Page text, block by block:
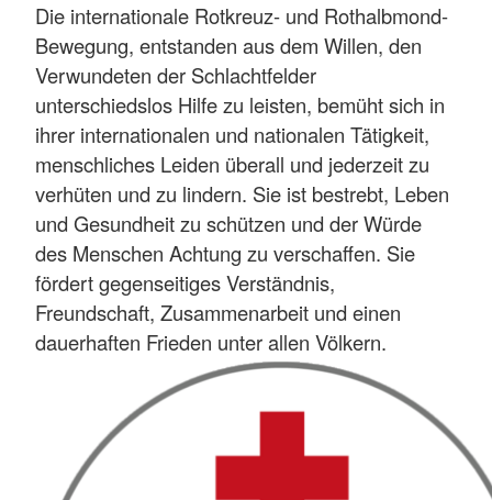
Die internationale Rotkreuz- und Rothalbmond-
Bewegung, entstanden aus dem Willen, den
Verwundeten der Schlachtfelder
unterschiedslos Hilfe zu leisten, bemüht sich in
ihrer internationalen und nationalen Tätigkeit,
menschliches Leiden überall und jederzeit zu
verhüten und zu lindern. Sie ist bestrebt, Leben
und Gesundheit zu schützen und der Würde
des Menschen Achtung zu verschaffen. Sie
fördert gegenseitiges Verständnis,
Freundschaft, Zusammenarbeit und einen
dauerhaften Frieden unter allen Völkern.